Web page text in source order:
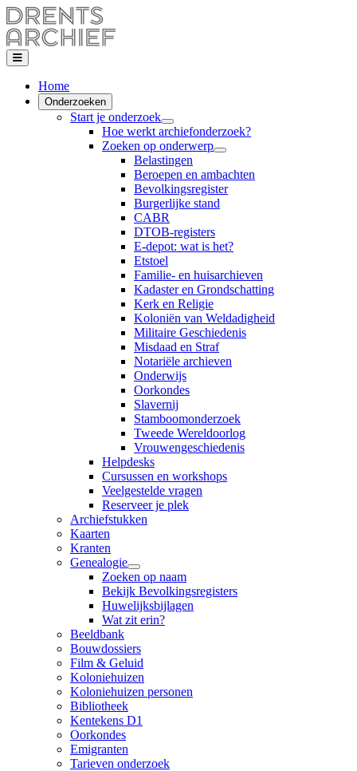
Home
Onderzoeken
Start je onderzoek
Hoe werkt archiefonderzoek?
Zoeken op onderwerp
Belastingen
Beroepen en ambachten
Bevolkingsregister
Burgerlijke stand
CABR
DTOB-registers
E-depot: wat is het?
Etstoel
Familie- en huisarchieven
Kadaster en Grondschatting
Kerk en Religie
Koloniën van Weldadigheid
Militaire Geschiedenis
Misdaad en Straf
Notariële archieven
Onderwijs
Oorkondes
Slavernij
Stamboomonderzoek
Tweede Wereldoorlog
Vrouwengeschiedenis
Helpdesks
Cursussen en workshops
Veelgestelde vragen
Reserveer je plek
Archiefstukken
Kaarten
Kranten
Genealogie
Zoeken op naam
Bekijk Bevolkingsregisters
Huwelijksbijlagen
Wat zit erin?
Beeldbank
Bouwdossiers
Film & Geluid
Koloniehuizen
Koloniehuizen personen
Bibliotheek
Kentekens D1
Oorkondes
Emigranten
Tarieven onderzoek